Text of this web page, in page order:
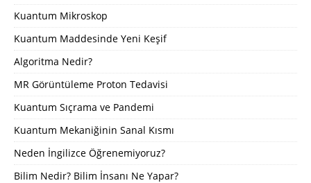
Kuantum Mikroskop
Kuantum Maddesinde Yeni Keşif
Algoritma Nedir?
MR Görüntüleme Proton Tedavisi
Kuantum Sıçrama ve Pandemi
Kuantum Mekaniğinin Sanal Kısmı
Neden İngilizce Öğrenemiyoruz?
Bilim Nedir? Bilim İnsanı Ne Yapar?